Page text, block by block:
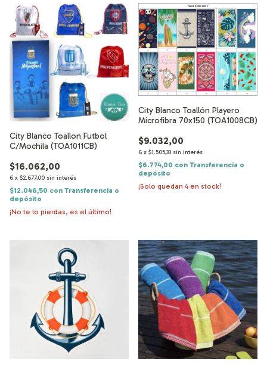
City Blanco Toallon Futbol
C/Mochila (TOA1011CB)
$16.062,00
6 x $2.677,00 sin interés
$12.046,50 con Transferencia o
depósito
¡No te lo pierdas, es el último!
City Blanco Toallón Playero
Microfibra 70x150 (TOA1008CB)
$9.032,00
6 x $1.505,33 sin interés
$6.774,00 con Transferencia o
depósito
¡Solo quedan 4en stock!